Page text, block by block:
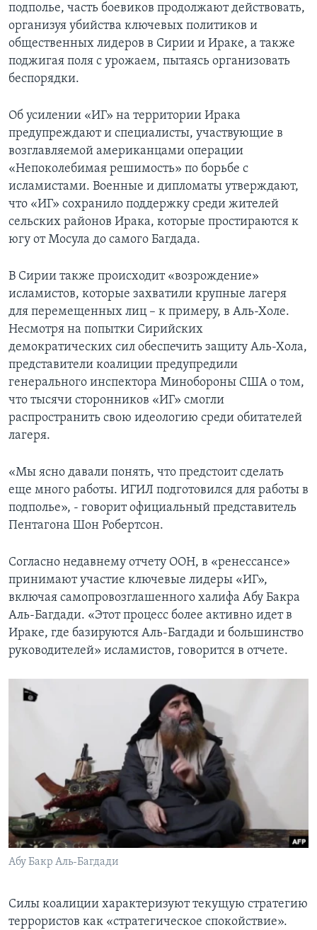
подполье, часть боевиков продолжают действовать,
организуя убийства ключевых политиков и
общественных лидеров в Сирии и Ираке, а также
поджигая поля с урожаем, пытаясь организовать
беспорядки.
Об усилении «ИГ» на территории Ирака
предупреждают и специалисты, участвующие в
возглавляемой американцами операции
«Непоколебимая решимость» по борьбе с
исламистами. Военные и дипломаты утверждают,
что «ИГ» сохранило поддержку среди жителей
сельских районов Ирака, которые простираются к
югу от Мосула до самого Багдада.
В Сирии также происходит «возрождение»
исламистов, которые захватили крупные лагеря
для перемещенных лиц – к примеру, в Аль-Холе.
Несмотря на попытки Сирийских
демократических сил обеспечить защиту Аль-Хола,
представители коалиции предупредили
генерального инспектора Минобороны США о том,
что тысячи сторонников «ИГ» смогли
распространить свою идеологию среди обитателей
лагеря.
«Мы ясно давали понять, что предстоит сделать
еще много работы. ИГИЛ подготовился для работы в
подполье», - говорит официальный представитель
Пентагона Шон Робертсон.
Согласно недавнему отчету ООН, в «ренессансе»
принимают участие ключевые лидеры «ИГ»,
включая самопровозглашенного халифа Абу Бакра
Аль-Багдади. «Этот процесс более активно идет в
Ираке, где базируются Аль-Багдади и большинство
руководителей» исламистов, говорится в отчете.
Абу Бакр Аль-Багдади
Силы коалиции характеризуют текущую стратегию
террористов как «стратегическое спокойствие».